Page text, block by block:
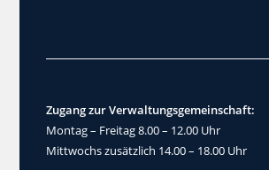
Zugang zur Verwaltungsgemeinschaft:
Montag – Freitag 8.00 – 12.00 Uhr
Mittwochs zusätzlich 14.00 – 18.00 Uhr